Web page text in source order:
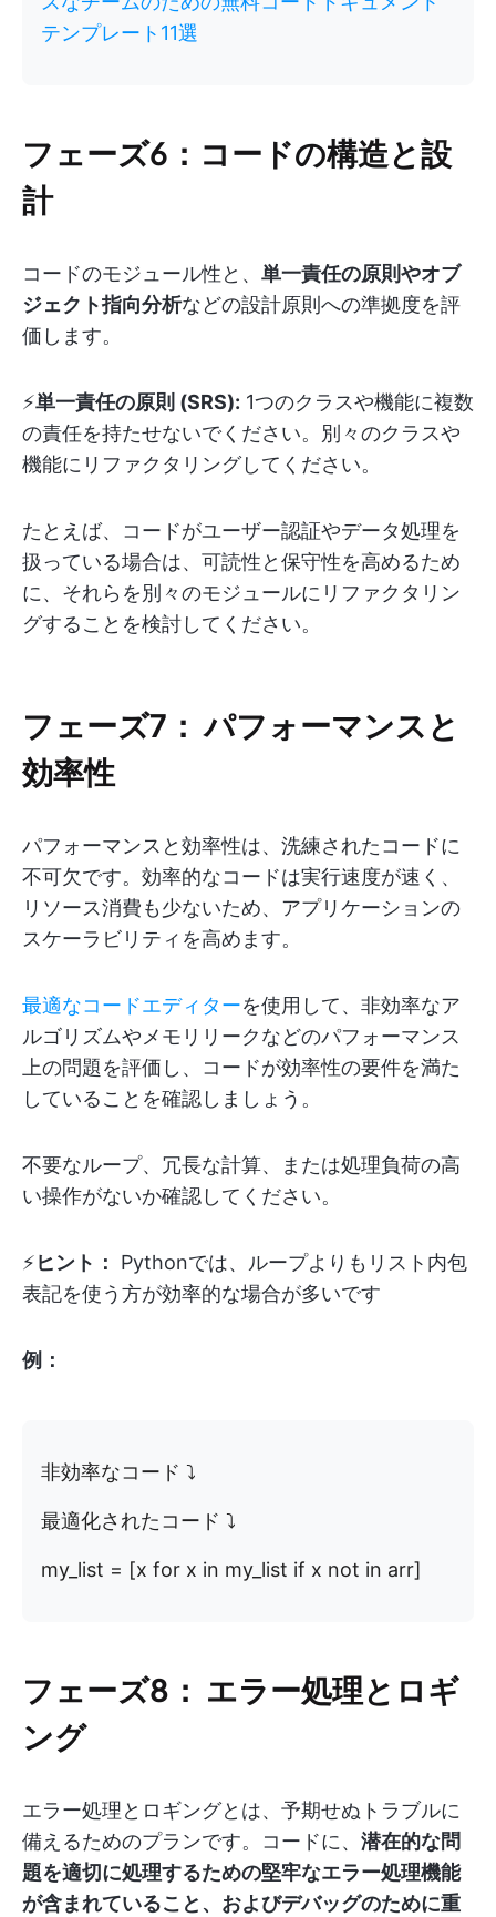
テンプレート11選
フェーズ6：コードの構造と設
計
コードのモジュール性と、 単一責任の原則やオブ
ジェクト指向分析などの設計原則への準拠度を評
価します。
⚡️単一責任の原則 (SRS): 1つのクラスや機能に複数
の責任を持たせないでください。別々のクラスや
機能にリファクタリングしてください。
たとえば、コードがユーザー認証やデータ処理を
扱っている場合は、可読性と保守性を高めるため
に、それらを別々のモジュールにリファクタリン
グすることを検討してください。
フェーズ7： パフォーマンスと
効率性
パフォーマンスと効率性は、洗練されたコードに
不可欠です。効率的なコードは実行速度が速く、
リソース消費も少ないため、アプリケーションの
スケーラビリティを高めます。
最適なコードエディターを使用して、非効率なア
ルゴリズムやメモリリークなどのパフォーマンス
上の問題を評価し、コードが効率性の要件を満た
していることを確認しましょう。
不要なループ、冗長な計算、または処理負荷の高
い操作がないか確認してください。
⚡️ヒント：
Pythonでは、ループよりもリスト内包
表記を使う方が効率的な場合が多いです
例：
非効率なコード ⤵️
最適化されたコード ⤵️
my_list = [x for x in my_list if x not in arr]
フェーズ8： エラー処理とロギ
ング
エラー処理とロギングとは、予期せぬトラブルに
備えるためのプランです。コードに、 潜在的な問
題を適切に処理するための堅牢なエラー処理機能
が含まれていること、およびデバッグのために重